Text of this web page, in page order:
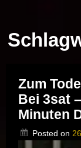
Zum
Bei 3sat
Minuten
Posted on